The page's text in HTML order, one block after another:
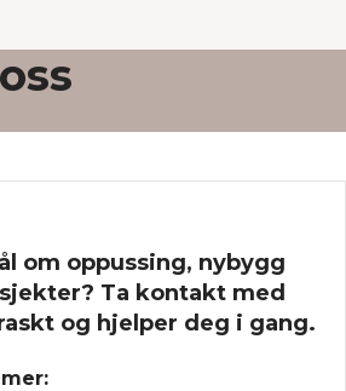
om oppussing, nybygg
Ta kontakt med
og hjelper deg i gang.